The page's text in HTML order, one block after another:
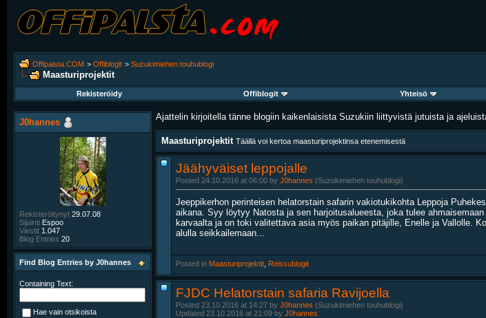
Offipalsta.COM > Offiblogit > Suzukimiehen touhublogi
Maasturiprojektit
Rekisteröidy
Offiblogit Yhteisö
Ajattelin kirjoitella tänne blogiin kaikenlaisista Suzukiin liittyvistä jutuista ja
Maasturiprojektit Täällä voi kertoa maasturiprojektinsa etenemisestä
Jäähyväiset leppojalle
Posted 24.10.2016 at 06:00 by J0hannes (Suzukimiehen touhublogi)
Jeeppikerhon perinteisen helatorstain safarin vakiotukikohta Leppoja
aikana. Syy löytyy Natosta ja sen harjoitusalueesta, joka tulee
karvaalta ja on toki valitettava asia myös paikan pitäjille, Enelle ja Vallolle.
alulla seikkailemaan...
Posted in Maasturiprojektit Reissublogit
FJDC Helatorstain safaria Ravijoella
Posted 23.10.2016 at 14:27 by J0hannes (Suzukimiehen touhublogi)
Updated 23.10.2016 at 21:09 by J0hannes
J0hannes
Rekisteröitynyt 29.07.08
Sijainti Espoo
Viestit 1.047
Blog Entries 20
Find Blog Entries by J0hannes
Containing Text:
Hae vain otsikoista